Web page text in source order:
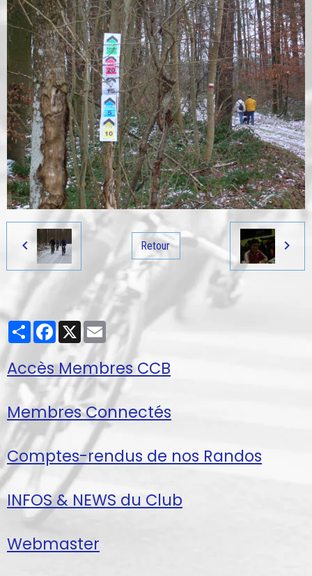
Retour
PartagerFacebook
X Email
Accès Membres CCB
Membres Connectés
Comptes-rendus de nos Randos
INFOS & NEWS du Club
Webmaster